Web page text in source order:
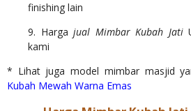
finishing lain
9. Hargajual Mimbar Kubah Jati
kami
* Lihat juga model mimbar masjid
Kubah Mewah Warna Emas